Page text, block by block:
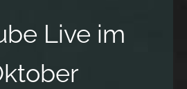
Live im